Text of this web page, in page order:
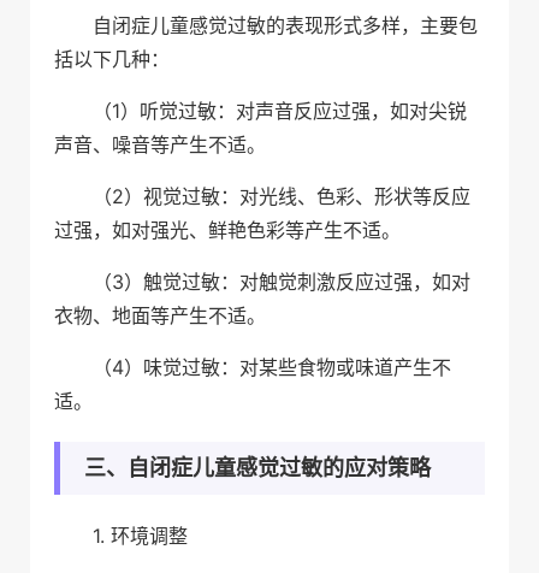
自闭症儿童感觉过敏的表现形式多样，主要包
括以下几种：
（1）听觉过敏：对声音反应过强，如对尖锐
声音、噪音等产生不适。
（2）视觉过敏：对光线、色彩、形状等反应
过强，如对强光、鲜艳色彩等产生不适。
（3）触觉过敏：对触觉刺激反应过强，如对
衣物、地面等产生不适。
（4）味觉过敏：对某些食物或味道产生不
适。
三、自闭症儿童感觉过敏的应对策略
1. 环境调整